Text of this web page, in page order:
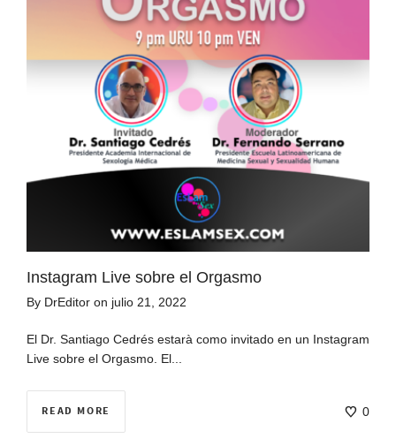
Instagram Live sobre el Orgasmo
By DrEditor on julio 21, 2022
El Dr. Santiago Cedrés estarà como invitado en un Instagram
Live sobre el Orgasmo. El...
READ MORE 0